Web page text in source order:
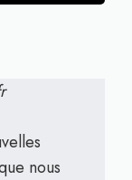
nous